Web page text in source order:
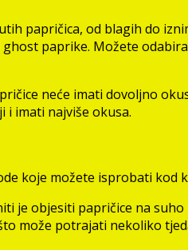
papričica, od blagih do
paprike. Možete
neće imati dovoljno
i imati najviše okusa.
koje možete isprobati kod
je objesiti papričice na
može potrajati nekoliko